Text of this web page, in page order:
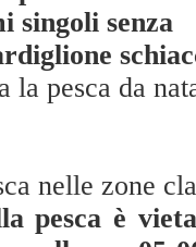
singoli senza
la pesca da
nelle zone
pesca è